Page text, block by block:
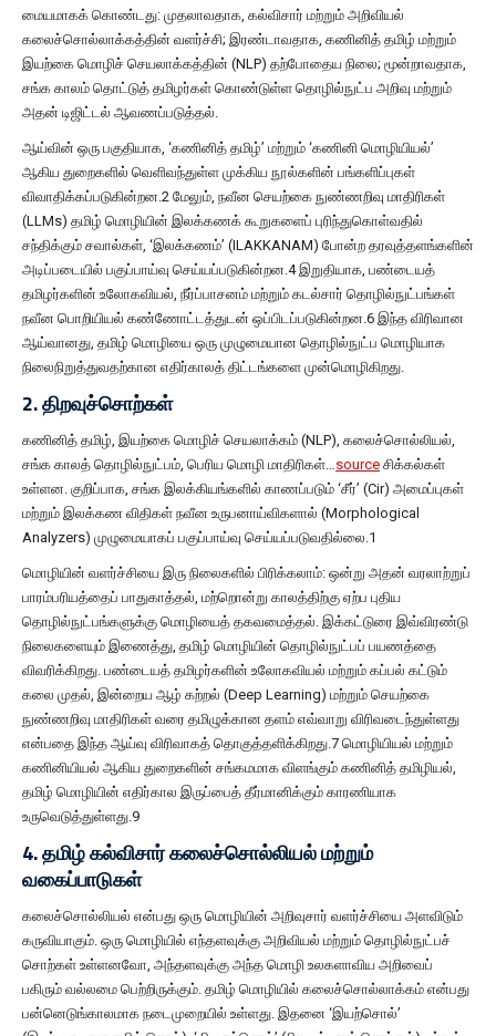
மையமாகக் கொண்டது: முதலாவதாக, கல்விசார் மற்றும் அறிவியல்
கலைச்சொல்லாக்கத்தின் வளர்ச்சி; இரண்டாவதாக, கணினித் தமிழ் மற்றும்
இயற்கை மொழிச் செயலாக்கத்தின் (NLP) தற்போதைய நிலை; மூன்றாவதாக,
சங்க காலம் தொட்டுத் தமிழர்கள் கொண்டுள்ள தொழில்நுட்ப அறிவு மற்றும்
அதன் டிஜிட்டல் ஆவணப்படுத்தல்.
ஆய்வின் ஒரு பகுதியாக, ‘கணினித் தமிழ்’ மற்றும் ‘கணினி மொழியியல்’
ஆகிய துறைகளில் வெளிவந்துள்ள முக்கிய நூல்களின் பங்களிப்புகள்
விவாதிக்கப்படுகின்றன.2 மேலும், நவீன செயற்கை நுண்ணறிவு மாதிரிகள்
(LLMs) தமிழ் மொழியின் இலக்கணக் கூறுகளைப் புரிந்துகொள்வதில்
சந்திக்கும் சவால்கள், ‘இலக்கணம்’ (ILAKKANAM) போன்ற தரவுத்தளங்களின்
அடிப்படையில் பகுப்பாய்வு செய்யப்படுகின்றன.4 இறுதியாக, பண்டையத்
தமிழர்களின் உலோகவியல், நீர்ப்பாசனம் மற்றும் கடல்சார் தொழில்நுட்பங்கள்
நவீன பொறியியல் கண்ணோட்டத்துடன் ஒப்பிடப்படுகின்றன.6 இந்த விரிவான
ஆய்வானது, தமிழ் மொழியை ஒரு முழுமையான தொழில்நுட்ப மொழியாக
நிலைநிறுத்துவதற்கான எதிர்காலத் திட்டங்களை முன்மொழிகிறது.
2. திறவுச்சொற்கள்
கணினித் தமிழ், இயற்கை மொழிச் செயலாக்கம் (NLP), கலைச்சொல்லியல்,
சங்க காலத் தொழில்நுட்பம், பெரிய மொழி மாதிரிகள்…source சிக்கல்கள்
உள்ளன. குறிப்பாக, சங்க இலக்கியங்களில் காணப்படும் ‘சீர்’ (Cir) அமைப்புகள்
மற்றும் இலக்கண விதிகள் நவீன உருபனாய்விகளால் (Morphological
Analyzers) முழுமையாகப் பகுப்பாய்வு செய்யப்படுவதில்லை.1
மொழியின் வளர்ச்சியை இரு நிலைகளில் பிரிக்கலாம்: ஒன்று அதன் வரலாற்றுப்
பாரம்பரியத்தைப் பாதுகாத்தல், மற்றொன்று காலத்திற்கு ஏற்ப புதிய
தொழில்நுட்பங்களுக்கு மொழியைத் தகவமைத்தல். இக்கட்டுரை இவ்விரண்டு
நிலைகளையும் இணைத்து, தமிழ் மொழியின் தொழில்நுட்பப் பயணத்தை
விவரிக்கிறது. பண்டையத் தமிழர்களின் உலோகவியல் மற்றும் கப்பல் கட்டும்
கலை முதல், இன்றைய ஆழ் கற்றல் (Deep Learning) மற்றும் செயற்கை
நுண்ணறிவு மாதிரிகள் வரை தமிழுக்கான தளம் எவ்வாறு விரிவடைந்துள்ளது
என்பதை இந்த ஆய்வு விரிவாகத் தொகுத்தளிக்கிறது.7 மொழியியல் மற்றும்
கணினியியல் ஆகிய துறைகளின் சங்கமமாக விளங்கும் கணினித் தமிழியல்,
தமிழ் மொழியின் எதிர்கால இருப்பைத் தீர்மானிக்கும் காரணியாக
உருவெடுத்துள்ளது.9
4. தமிழ் கல்விசார் கலைச்சொல்லியல் மற்றும்
வகைப்பாடுகள்
கலைச்சொல்லியல் என்பது ஒரு மொழியின் அறிவுசார் வளர்ச்சியை அளவிடும்
கருவியாகும். ஒரு மொழியில் எந்தளவுக்கு அறிவியல் மற்றும் தொழில்நுட்பச்
சொற்கள் உள்ளனவோ, அந்தளவுக்கு அந்த மொழி உலகளாவிய அறிவைப்
பகிரும் வல்லமை பெற்றிருக்கும். தமிழ் மொழியில் கலைச்சொல்லாக்கம் என்பது
பன்னெடுங்காலமாக நடைமுறையில் உள்ளது. இதனை ‘இயற்சொல்’